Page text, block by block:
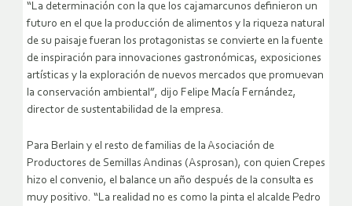
“La determinación con la que los cajamarcunos definieron un
futuro en el que la producción de alimentos y la riqueza natural
de su paisaje fueran los protagonistas se convierte en la fuente
de inspiración para innovaciones gastronómicas, exposiciones
artísticas y la exploración de nuevos mercados que promuevan
la conservación ambiental”, dijo Felipe Macía Fernández,
director de sustentabilidad de la empresa.
Para Berlain y el resto de familias de la Asociación de
Productores de Semillas Andinas (Asprosan), con quien Crepes
hizo el convenio, el balance un año después de la consulta es
muy positivo. “La realidad no es como la pinta el alcalde Pedro